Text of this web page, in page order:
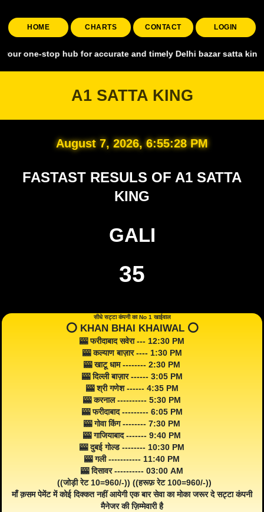
HOME CHARTS CONTACT LOGIN
hub for accurate and timely Delhi bazar satta king,
A1 SATTA KING
August 7, 2026, 6:55:29 PM
FASTAST RESULS OF A1 SATTA
KING
GALI
35
सीधे सट्टा कंपनी का No 1 खाईवाल
⭕️ KHAN BHAI KHAIWAL ⭕️
🎰 फरीदाबाद सवेरा --- 12:30 PM
🎰 कल्याण बाज़ार ---- 1:30 PM
🎰 खाटू धाम -------- 2:30 PM
🎰 दिल्ली बाज़ार ------ 3:05 PM
🎰 श्री गणेश ------ 4:35 PM
🎰 करनाल ---------- 5:30 PM
🎰 फरीदाबाद --------- 6:05 PM
🎰 गोवा किंग -------- 7:30 PM
🎰 गाजियाबाद ------- 9:40 PM
🎰 दुबई गोल्ड -------- 10:30 PM
🎰 गली ----------- 11:40 PM
🎰 दिसावर ---------- 03:00 AM
((जोड़ी रेट 10=960/-)) ((हरूफ़ रेट 100=960/-))
माँ क़सम पेमेंट में कोई दिक्कत नहीं आयेगी एक बार सेवा का मोका जरूर दे सट्टा कंपनी
मैनेजर की ज़िम्मेवारी है